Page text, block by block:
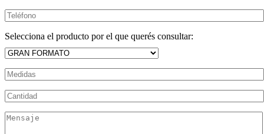
Selecciona el producto por el que querés consultar: